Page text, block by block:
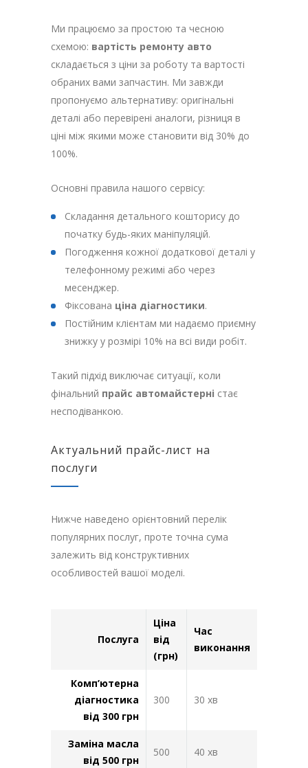
Ми працюємо за простою та чесною
схемою: вартість ремонту авто
складається з ціни за роботу та вартості
обраних вами запчастин. Ми завжди
пропонуємо альтернативу: оригінальні
деталі або перевірені аналоги, різниця в
ціні між якими може становити від 30% до
100%.
Основні правила нашого сервісу:
Складання детального кошторису до
початку будь-яких маніпуляцій.
Погодження кожної додаткової деталі у
телефонному режимі або через
месенджер.
Фіксована ціна діагностики.
Постійним клієнтам ми надаємо приємну
знижку у розмірі 10% на всі види робіт.
Такий підхід виключає ситуації, коли
фінальний прайс автомайстерні стає
несподіванкою.
Актуальний прайс-лист на
послуги
Нижче наведено орієнтовний перелік
популярних послуг, проте точна сума
залежить від конструктивних
особливостей вашої моделі.
Послуга
Ціна
від
(грн)
Час
виконання
Комп’ютерна
діагностика
від 300 грн
300 30 хв
Заміна масла
від 500 грн
500 40 хв